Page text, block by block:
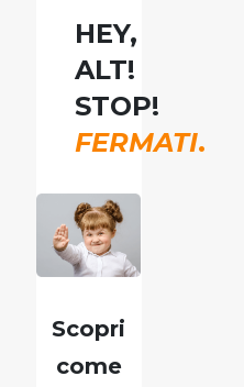
HEY,
ALT!
STOP!
FERMATI.
Scopri
come